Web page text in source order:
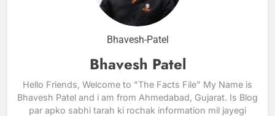
Bhavesh-Patel
Bhavesh Patel
Hello Friends, Welcome to "The Facts File" My Name is
Bhavesh Patel and i am from Ahmedabad, Gujarat. Is Blog
par apko sabhi tarah ki rochak information mil jayegi